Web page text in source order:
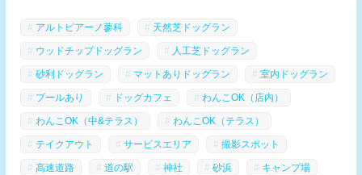
アルトピアーノ蓼科 天然芝ドッグラン
ウッドチップドッグラン 人工芝ドッグラン
砂利ドッグラン マットありドッグラン 室内ドッグラン
プールあり ドッグカフェ わんこOK（店内）
わんこOK（中&テラス） わんこOK（テラス）
テイクアウト サービスエリア 撮影スポット
高速道路 道の駅 神社 砂浜 キャンプ場